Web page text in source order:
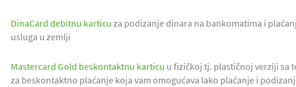
DinaCard debitnu karticu za podizanje dinara na bankomatima i
usluga u zemlji
Mastercard Gold beskontaktnu karticu u fizičkoj tj. plastičnoj verziji sa
za beskontaktno plaćanje koja vam omogućava lako plaćanje i